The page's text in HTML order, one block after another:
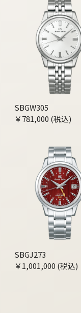
SBGW305
￥781,000 (税込)
SBGJ273
￥1,001,000 (税込)